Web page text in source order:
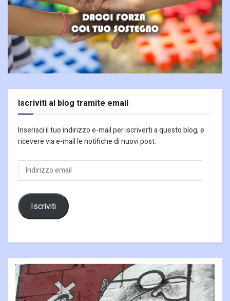
Iscriviti al blog tramite email
Inserisci il tuo indirizzo e-mail per iscriverti a questo blog, e
ricevere via e-mail le notifiche di nuovi post.
Indirizzo
email
Iscriviti